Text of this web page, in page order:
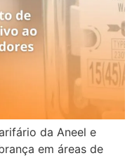
da Aneel e
em áreas de